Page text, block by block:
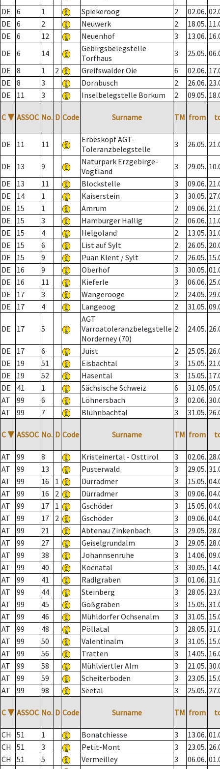
DE
6 1 Spiekeroog 2 02.06.
DE
6 2 Neuwerk 2 18.05.
DE
6 12 Neuenhof 3 13.06.
DE
6 14
Gebirgsbelegstelle
Torfhaus
3 25.05.
DE
8 1 2 Greifswalder Oie 6 02.06.
DE
8 3 Dornbusch 2 26.06.
DE
11 3 Inselbelegstelle Borkum 2 09.05.
C ▼ ASSOC No. D Code Surname TM from
DE 11 11
Erbeskopf AGT-
Toleranzbelegstelle
3 26.05.
DE 13 9
Naturpark Erzgebirge-
Vogtland
3 29.05.
DE
13 11 Blockstelle 3 09.06.
DE
14 1 Kaiserstein 3 30.05.
DE
15 1 Amrum 2 09.06.
DE
15 3 Hamburger Hallig 2 06.06.
DE
15 4 Helgoland 2 13.05.
DE
15 6 List auf Sylt 2 26.05.
DE
15 9 Puan Klent / Sylt 2 26.05.
DE
16 9 Oberhof 3 30.05.
DE
16 11 Kieferle 3 06.06.
DE
17 3 Wangerooge 2 24.05.
DE
17 4 Langeoog 2 31.05.
DE 17 5
AGT
Varroatoleranzbelegstelle
Norderney (70)
2 24.05.
DE 17 6 Juist 2 25.05.
DE
19 51 Eisbachtal 3 15.05.
DE
19 52 Hasental 3 15.05.
DE
41 1 Sächsische Schweiz 6 31.05.
AT
99 6 Löhnersbach 3 02.06.
AT
99 7 Blühnbachtal 3 31.05.
C ▼ ASSOC No. D Code Surname TM from
AT 99 8 Kristeinertal - Osttirol 3 02.06.
AT
99 13 Pusterwald 3 29.05.
AT
99 16 1 Dürradmer 3 15.05.
AT
99 16 2 Dürradmer 3 09.06.
AT
99 17 1 Gschöder 3 15.05.
AT
99 17 2 Gschöder 3 09.06.
AT
99 21 Abtenau Zinkenbach 3 29.05.
AT
99 27 Geiselgrundalm 3 29.05.
AT
99 38 Johannsenruhe 3 14.06.
AT
99 40 Kocnatal 3 30.05.
AT
99 41 Radlgraben 3 01.06.
AT
99 44 Steinberg 3 28.05.
AT
99 45 Gößgraben 3 15.05.
AT
99 46 Mühldorfer Ochsenalm 3 31.05.
AT
99 48 Pöllatal 3 28.05.
AT
99 50 Valentinalm 3 31.05.
AT
99 56 Tratten 3 14.05.
AT
99 58 Mühlviertler Alm 3 21.05.
AT
99 59 Scheiterboden 3 23.05.
AT
99 98 Seetal 3 25.05.
C ▼ ASSOC No. D Code Surname TM from
CH 51 1 Bonatchiesse 3 13.06.
CH
51 3 Petit-Mont 3 23.05.
CH
51 5 Vermeilley 3 06.06.